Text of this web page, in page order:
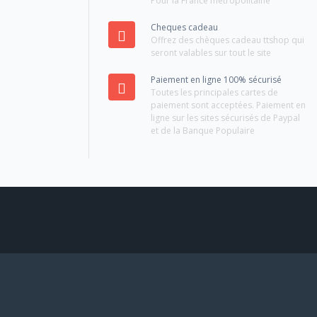
Cheques cadeau
Offrez des chèques cadeau ttshop qui
seront valables sur tout le site
Paiement en ligne 100% sécurisé
Toutes les principales cartes de
paiement sont acceptées. Paiement en
ligne sur les sites sécurisés de Paypal
et de la Banque Populaire